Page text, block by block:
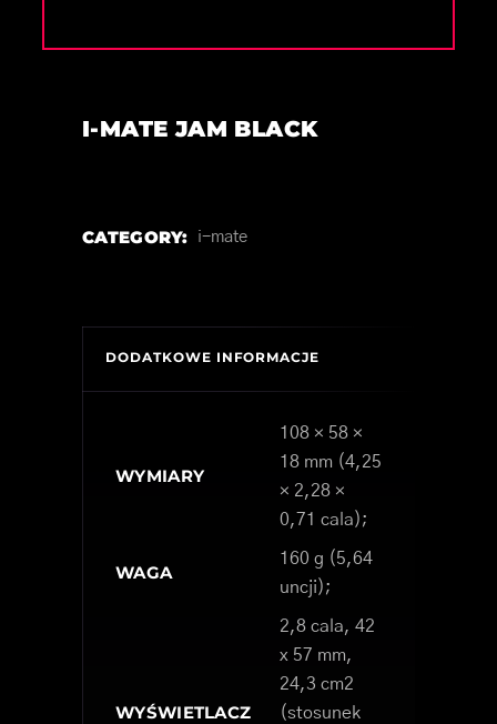
I-MATE JAM BLACK
CATEGORY: i-mate
DODATKOWE INFORMACJE
WYMIARY
108 × 58 ×
18 mm (4,25
× 2,28 ×
0,71 cala);
WAGA
160 g (5,64
uncji);
WYŚWIETLACZ
2,8 cala, 42
x 57 mm,
24,3 cm2
(stosunek